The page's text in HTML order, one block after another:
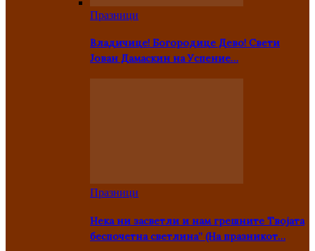
Празници
Владичице! Богородице Дево! Свети
Јован Дамаскин на Успение…
Празници
Нека ни засветли и нам грешните Твојата
беспочетна светлина” (На празникот…